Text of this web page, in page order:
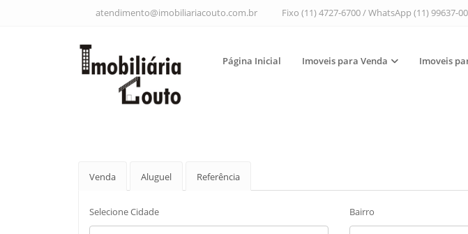
atendimento@imobiliariacouto.com.br Fixo (11) 4727-6700 / WhatsApp (11) 99637-
Página Inicial Imoveis para Venda Imoveis
Venda Aluguel Referência
Selecione Cidade Bairro